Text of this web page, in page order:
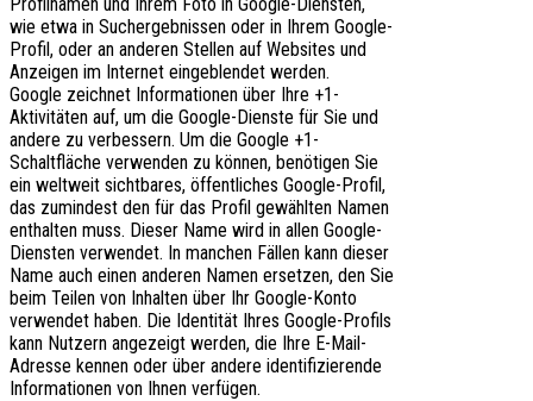
wie etwa in Suchergebnissen oder in Ihrem Google-
Profil, oder an anderen Stellen auf Websites und
Anzeigen im Internet eingeblendet werden.
Google zeichnet Informationen über Ihre +1-
Aktivitäten auf, um die Google-Dienste für Sie und
andere zu verbessern. Um die Google +1-
Schaltfläche verwenden zu können, benötigen Sie
ein weltweit sichtbares, öffentliches Google-Profil,
das zumindest den für das Profil gewählten Namen
enthalten muss. Dieser Name wird in allen Google-
Diensten verwendet. In manchen Fällen kann dieser
Name auch einen anderen Namen ersetzen, den Sie
beim Teilen von Inhalten über Ihr Google-Konto
verwendet haben. Die Identität Ihres Google-Profils
kann Nutzern angezeigt werden, die Ihre E-Mail-
Adresse kennen oder über andere identifizierende
Informationen von Ihnen verfügen.